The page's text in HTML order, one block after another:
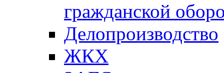
гражданской
Делопроизводство
ЖКХ